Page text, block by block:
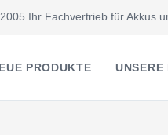
Ihr Fachvertrieb für Akkus
PRODUKTE UNSERE